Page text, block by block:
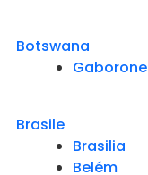
Botswana
Gaborone
Brasile
Brasilia
Belém